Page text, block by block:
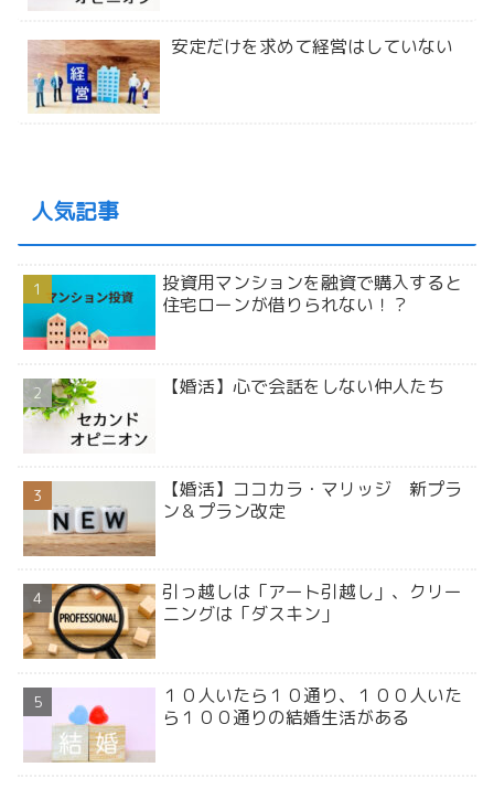
安定だけを求めて経営はしていない
人気記事
投資用マンションを融資で購入すると
住宅ローンが借りられない！？
【婚活】心で会話をしない仲人たち
【婚活】ココカラ・マリッジ 新プラ
ン＆プラン改定
引っ越しは「アート引越し」、クリー
ニングは「ダスキン」
１０人いたら１０通り、１００人いた
ら１００通りの結婚生活がある